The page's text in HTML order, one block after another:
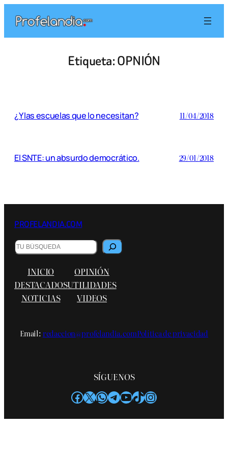
contenido
Etiqueta:OPNIÓN
¿Y las escuelas que lo necesitan? 11/04/2018
El SNTE: un absurdo democrático. 29/01/2018
PROFELANDIA.COM
Buscar
INICIO
DESTACADOS
NOTICIAS
OPINIÓN
UTILIDADES
VIDEOS
Email:redaccion@profelandia.comPolítica de privacidad
SÍGUENOS
Facebook
X WhatsApp
Telegram
YouTube
TikTok
Instagram